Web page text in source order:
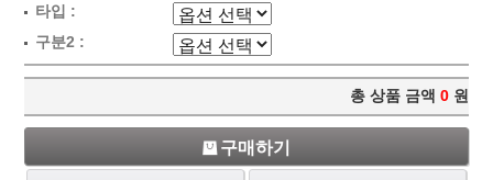
타입 :
구분2 :
총 상품 금액 0 원
구매하기